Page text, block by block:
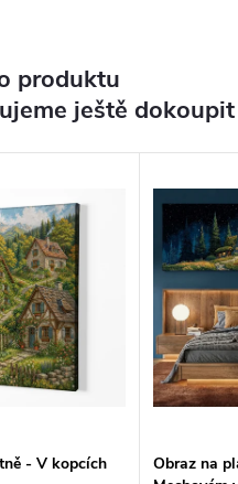
produktu
ještě dokoupit
- V kopcích
Obraz na